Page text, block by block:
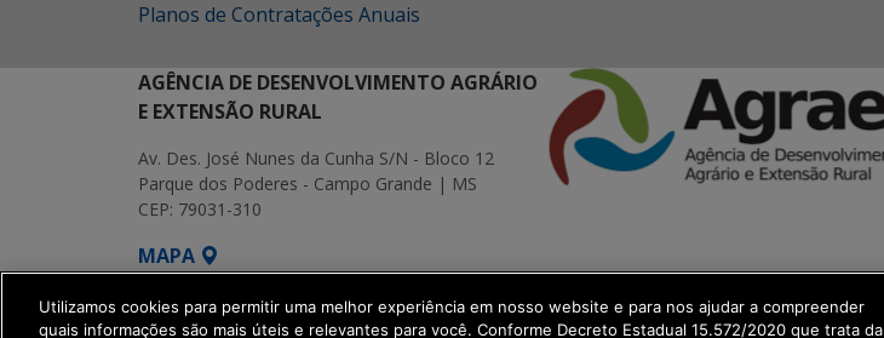
Planos de Contratações Anuais
AGÊNCIA DE DESENVOLVIMENTO AGRÁRIO
E EXTENSÃO RURAL
Av. Des. José Nunes da Cunha S/N - Bloco 12
Parque dos Poderes - Campo Grande | MS
CEP: 79031-310
MAPA
SETDIG | Secretaria-Executiva de Transformação Digital
Utilizamos cookies para permitir uma melhor experiência em nosso website e para nos ajudar a compreender
quais informações são mais úteis e relevantes para você. Conforme Decreto Estadual 15.572/2020 que trata da